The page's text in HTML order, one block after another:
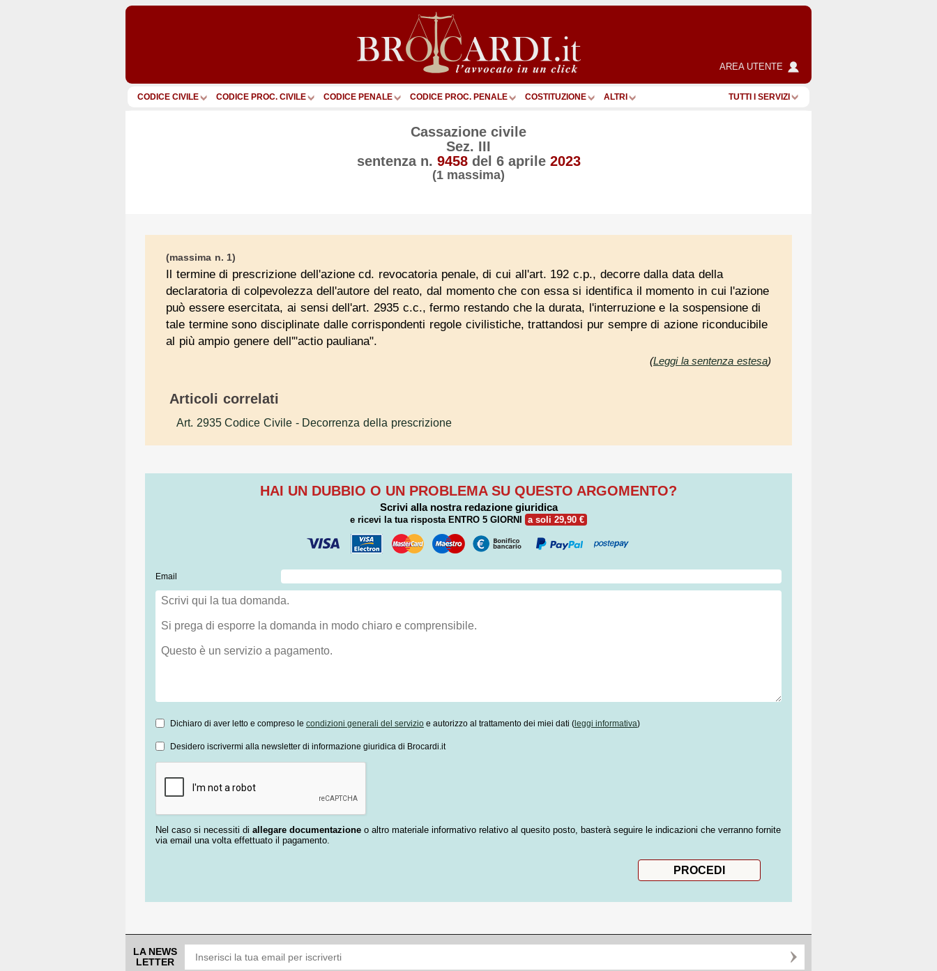
AREA UTENTE
CODICE CIVILE CODICE PROC. CIVILE CODICE PENALE CODICE PROC. PENALE COSTITUZIONE ALTRI TUTTI I SERVIZI
Cassazione civile
Sez. III
sentenza n. 9458 del 6 aprile 2023
(1 massima)
(massima n. 1)
Il termine di prescrizione dell'azione cd. revocatoria penale, di cui all'art. 192 c.p., decorre dalla data della
declaratoria di colpevolezza dell'autore del reato, dal momento che con essa si identifica il momento in cui l'azione
può essere esercitata, ai sensi dell'art. 2935 c.c., fermo restando che la durata, l'interruzione e la sospensione di
tale termine sono disciplinate dalle corrispondenti regole civilistiche, trattandosi pur sempre di azione riconducibile
al più ampio genere dell'"actio pauliana".
(Leggi la sentenza estesa)
Articoli correlati
Art. 2935 Codice Civile - Decorrenza della prescrizione
HAI UN DUBBIO O UN PROBLEMA SU QUESTO ARGOMENTO?
Scrivi alla nostra redazione giuridica
e ricevi la tua risposta ENTRO 5 GIORNI a soli 29,90 €
Email
Dichiaro di aver letto e compreso le condizioni generali del servizio e autorizzo al trattamento dei miei dati ( leggi informativa)
Desidero iscrivermi alla newsletter di informazione giuridica di Brocardi.it
Nel caso si necessiti di allegare documentazione o altro materiale informativo relativo al quesito posto, basterà seguire le indicazioni che verranno fornite
via email una volta effettuato il pagamento.
LA NEWS
LETTER